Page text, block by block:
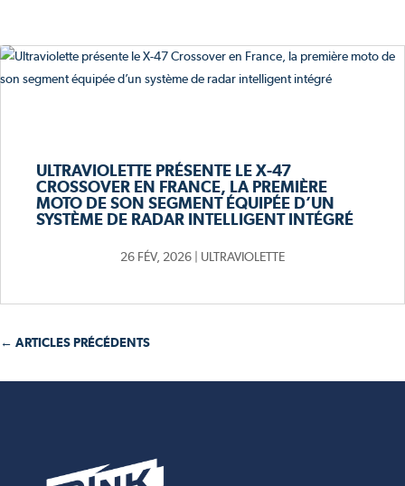
ULTRAVIOLETTE PRÉSENTE LE X-47
CROSSOVER EN FRANCE, LA PREMIÈRE
MOTO DE SON SEGMENT ÉQUIPÉE D’UN
SYSTÈME DE RADAR INTELLIGENT INTÉGRÉ
26 FÉV, 2026 ULTRAVIOLETTE
← ARTICLES PRÉCÉDENTS